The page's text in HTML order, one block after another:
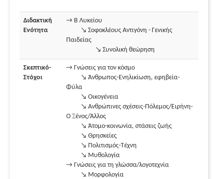
Διδακτική
Ενότητα
→ Β Λυκείου
↘ Σοφοκλέους Αντιγόνη - Γενικής
Παιδείας
↘ Συνολική θεώρηση
Σκεπτικό-
Στόχοι
→ Γνώσεις για τον κόσμο
↘ Άνθρωπος-Ενηλικίωση, εφηβεία-
Φύλα
↘ Οικογένεια
↘ Ανθρώπινες σχέσεις-Πόλεμος/Ειρήνη-
Ο Ξένος/Άλλος
↘ Άτομο-κοινωνία, στάσεις ζωής
↘ Θρησκείες
↘ Πολιτισμός-Τέχνη
↘ Μυθολογία
→ Γνώσεις για τη γλώσσα/λογοτεχνία
↘ Μορφολογία